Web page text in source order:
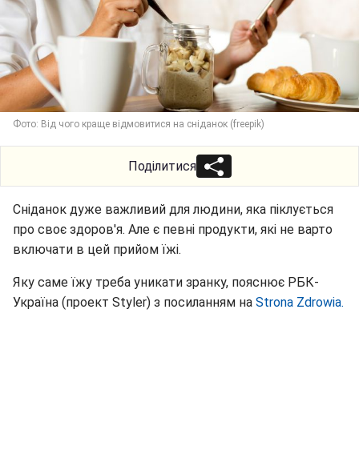
Фото: Від чого краще відмовитися на сніданок (freepik)
Поділитися
Сніданок дуже важливий для людини, яка піклується
про своє здоров'я. Але є певні продукти, які не варто
включати в цей прийом їжі.
Яку саме їжу треба уникати зранку, пояснює РБК-
Україна (проект Styler) з посиланням на Strona Zdrowia.